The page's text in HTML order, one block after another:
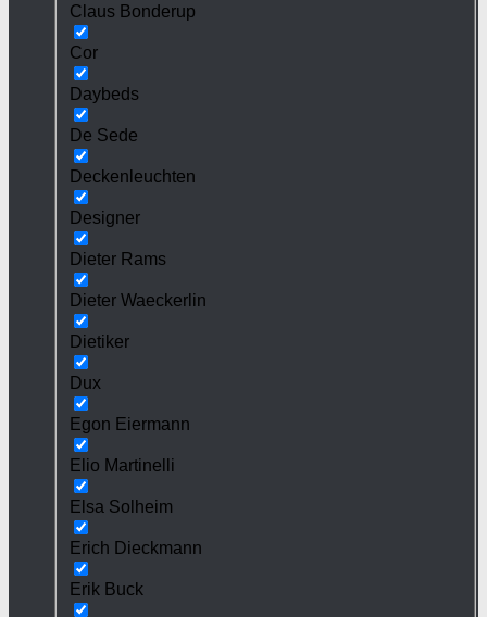
Claus Bonderup
Cor
Daybeds
De Sede
Deckenleuchten
Designer
Dieter Rams
Dieter Waeckerlin
Dietiker
Dux
Egon Eiermann
Elio Martinelli
Elsa Solheim
Erich Dieckmann
Erik Buck